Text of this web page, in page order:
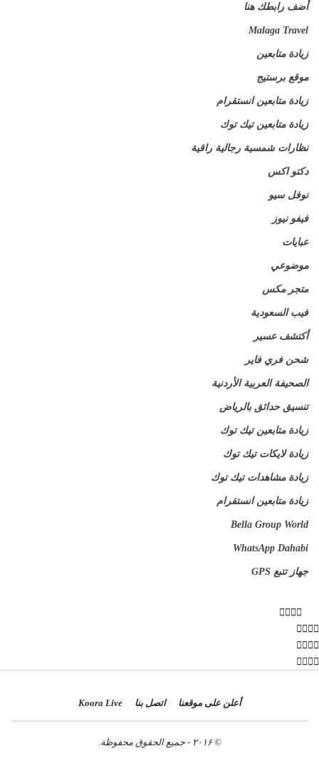
أضف رابطك هنا
Malaga Travel
زيادة متابعين
موقع برستيج
زيادة متابعين انستقرام
زيادة متابعين تيك توك
نظارات شمسية رجالية راقية
دكتو اكس
نوفل سيو
فيفو نيوز
عبايات
موضوعي
متجر مكس
فيب السعودية
أكتشف عسير
شحن فري فاير
الصحيفة العربية الأردنية
تنسيق حدائق بالرياض
زيادة متابعين تيك توك
زيادة لايكات تيك توك
زيادة مشاهدات تيك توك
زيادة متابعين انستقرام
Bella Group World
WhatsApp Dahabi
جهاز تتبع GPS
أعلن على موقعنا اتصل بنا Koora Live
© ۲۰۱۶ - جميع الحقوق محفوظة.